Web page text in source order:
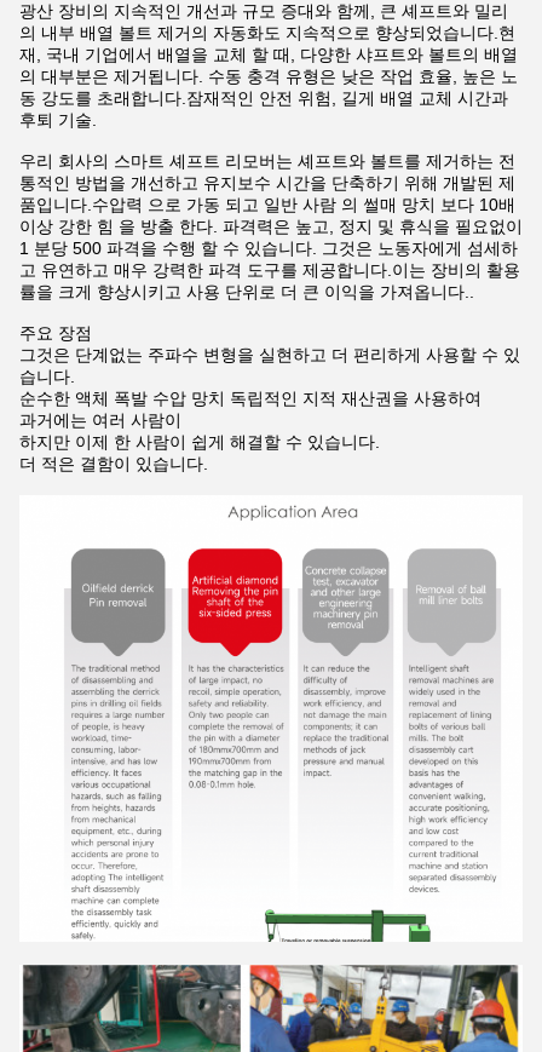
광산 장비의 지속적인 개선과 규모 증대와 함께, 큰 셰프트와 밀리
의 내부 배열 볼트 제거의 자동화도 지속적으로 향상되었습니다.현
재, 국내 기업에서 배열을 교체 할 때, 다양한 샤프트와 볼트의 배열
의 대부분은 제거됩니다. 수동 충격 유형은 낮은 작업 효율, 높은 노
동 강도를 초래합니다.잠재적인 안전 위험, 길게 배열 교체 시간과
후퇴 기술.
우리 회사의 스마트 셰프트 리모버는 셰프트와 볼트를 제거하는 전
통적인 방법을 개선하고 유지보수 시간을 단축하기 위해 개발된 제
품입니다.수압력 으로 가동 되고 일반 사람 의 썰매 망치 보다 10배
이상 강한 힘 을 방출 한다. 파격력은 높고, 정지 및 휴식을 필요없이
1 분당 500 파격을 수행 할 수 있습니다. 그것은 노동자에게 섬세하
고 유연하고 매우 강력한 파격 도구를 제공합니다.이는 장비의 활용
률을 크게 향상시키고 사용 단위로 더 큰 이익을 가져옵니다..
주요 장점
그것은 단계없는 주파수 변형을 실현하고 더 편리하게 사용할 수 있
습니다.
순수한 액체 폭발 수압 망치 독립적인 지적 재산권을 사용하여
과거에는 여러 사람이
하지만 이제 한 사람이 쉽게 해결할 수 있습니다.
더 적은 결함이 있습니다.